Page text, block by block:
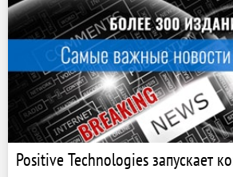
Positive Technologies запускает